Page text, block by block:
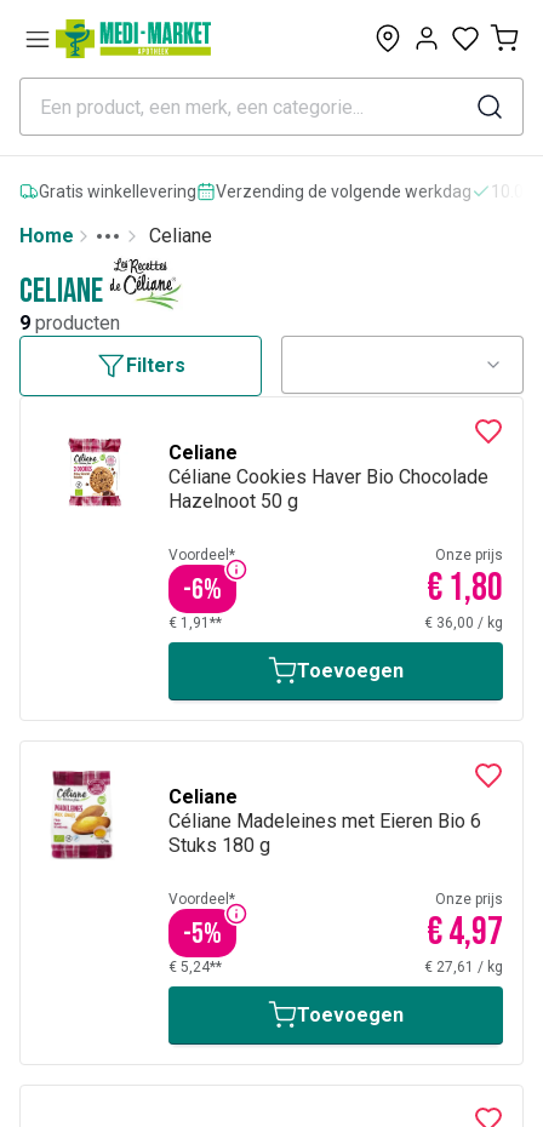
0
Gratis winkellevering Verzending de volgende werkdag
Home
More
Toggle menu
Celiane
Celiane
9 producten
Filters
Celiane
Céliane Cookies Haver Bio Chocolade
Hazelnoot 50 g
Voordeel*
-6%
Onze prijs
€ 1,80
€ 1,91** € 36,00 / kg
Toevoegen
Celiane
Céliane Madeleines met Eieren Bio 6
Stuks 180 g
Voordeel*
-5%
Onze prijs
€ 4,97
€ 5,24** € 27,61 / kg
Toevoegen